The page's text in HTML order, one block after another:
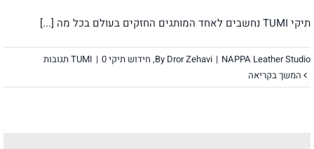
תיקי TUMI נחשבים לאחד המותגים החזקים בעולם בכל מה [...]
By Dror Zehavi | NAPPA Leather Studio
, חידוש תיקי TUMI | 0 תגובות
המשך בקריאה